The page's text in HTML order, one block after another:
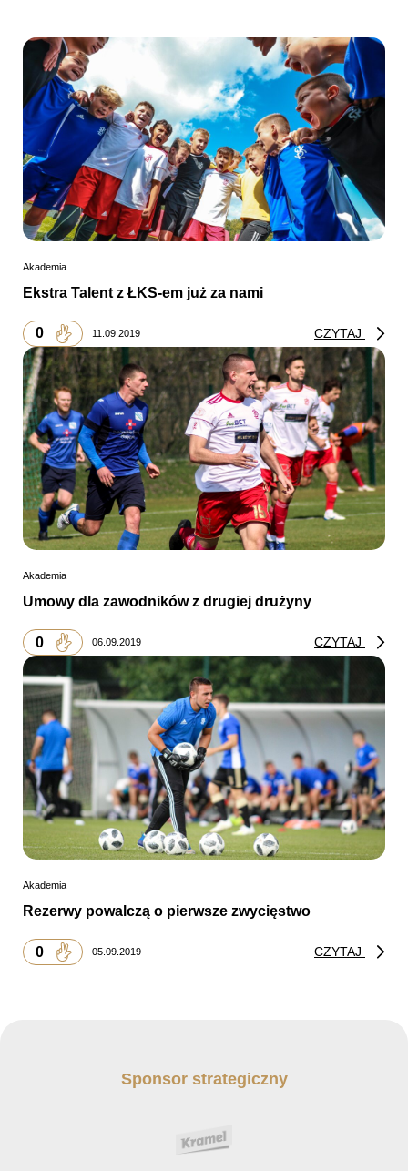
Akademia
Ekstra Talent z ŁKS-em już za nami
0 11.09.2019 CZYTAJ
Akademia
Umowy dla zawodników z drugiej drużyny
0 06.09.2019 CZYTAJ
Akademia
Rezerwy powalczą o pierwsze zwycięstwo
0 05.09.2019 CZYTAJ
Sponsor strategiczny